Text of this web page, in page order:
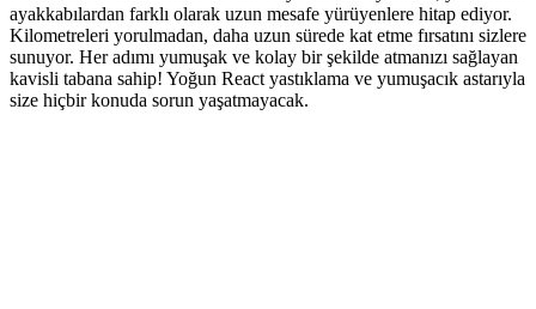
ayakkabılardan farklı olarak uzun mesafe yürüyenlere hitap ediyor.
Kilometreleri yorulmadan, daha uzun sürede kat etme fırsatını sizlere
sunuyor. Her adımı yumuşak ve kolay bir şekilde atmanızı sağlayan
kavisli tabana sahip! Yoğun React yastıklama ve yumuşacık astarıyla
size hiçbir konuda sorun yaşatmayacak.